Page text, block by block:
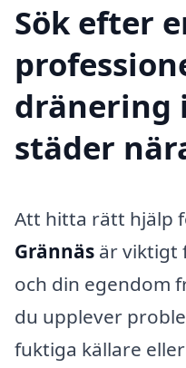
Sök efter
dränering
städer
Att hitta rätt hjälp
Grännäs är viktigt
och din egendom
du upplever
fuktiga källare